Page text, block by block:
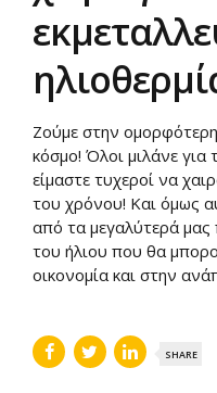
Ζούμε στην
κόσμο! Όλοι μιλάνε
είμαστε τυχεροί να
του χρόνου! Και όμως
από τα μεγαλύτερά μας
του ήλιου που θα
οικονομία και στην
SHARE